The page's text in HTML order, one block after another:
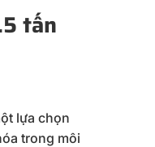
tấn
lựa chọn
trong môi